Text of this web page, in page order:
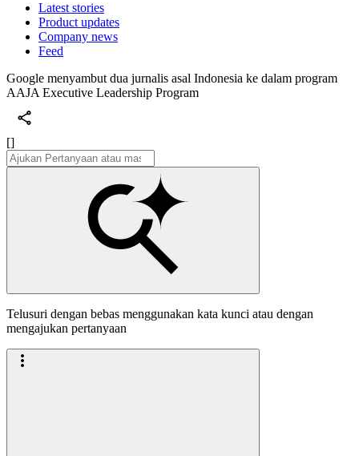
Latest stories
Product updates
Company news
Feed
Google menyambut dua jurnalis asal Indonesia ke dalam program
AAJA Executive Leadership Program
[]
Telusuri dengan bebas menggunakan kata kunci atau dengan
mengajukan pertanyaan